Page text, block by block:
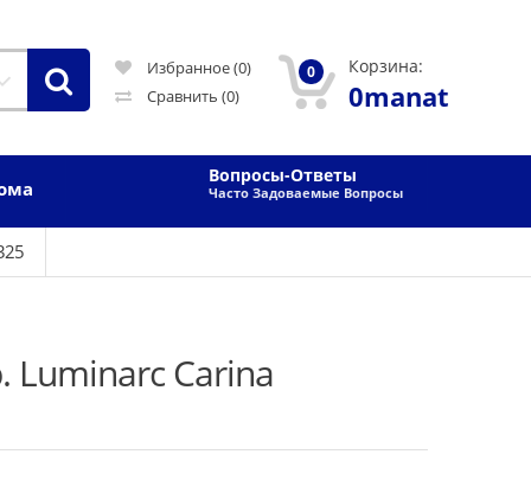
Избранное (0)
Сравнить (0)
0 Корзина:
0manat
Вопросы-Ответы
Часто Задоваемые Вопросы
Luminarc Carina